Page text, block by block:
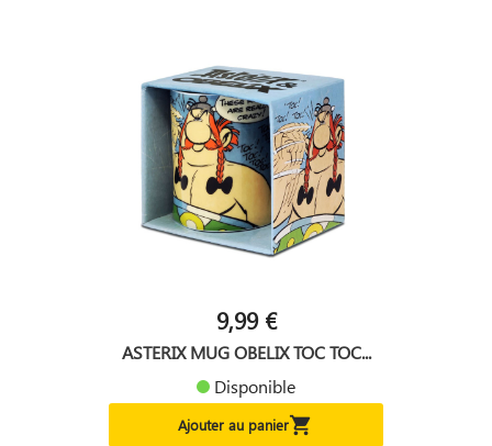
9,99 €
ASTERIX MUG OBELIX TOC TOC...
Disponible
Ajouter au panier